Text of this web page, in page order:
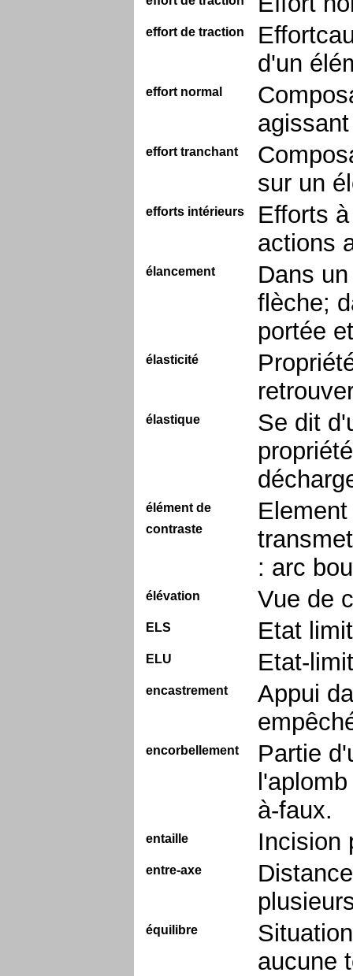
effort de traction
d'un
effort normal
effort tranchant
sur un
efforts intérieurs
Efforts
actions
élancement
Dans
flèche;
portée
élasticité
élastique
Se dit
élément de
contraste
: arc
élévation Vue de
ELS Etat
ELU Etat-
encastrement
Appui
encorbellement
Partie
à-faux.
entaille Incision
entre-axe
équilibre
aucune